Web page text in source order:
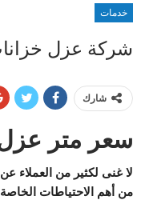
خدمات
شركة عزل خزانات
شارك
سعر متر
لا غنى لكثير من العملاء
من أهم الاحتياطات